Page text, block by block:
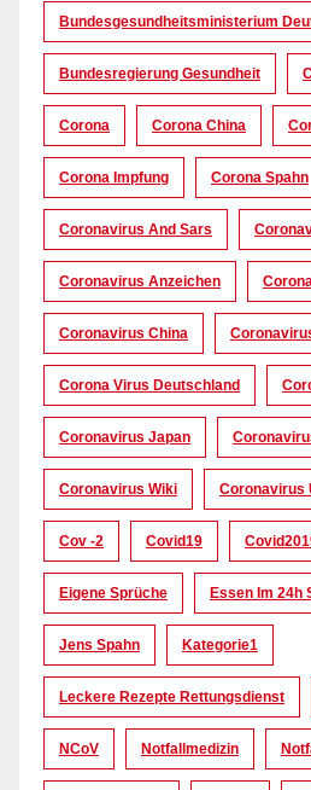
Bundesgesundheitsministerium
Bundesregierung Gesundheit
Corona Corona China
Corona Impfung Corona Spahn
Coronavirus And Sars
Coronavirus Anzeichen
Coronavirus China
Corona Virus Deutschland
Coronavirus Japan
Coronavirus Wiki Coronavirus
Cov -2 Covid19
Eigene Sprüche Essen Im 24h
Jens Spahn Kategorie1
Leckere Rezepte Rettungsdienst
NCoV Notfallmedizin